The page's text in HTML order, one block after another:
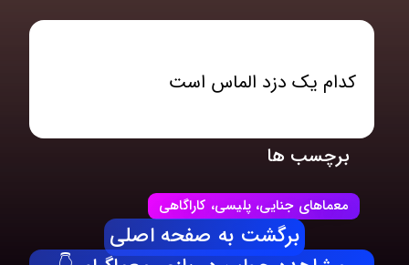
کدام یک دزد الماس است
برچسب ها
معماهای جنایی، پلیسی، کاراگاهی
برگشت به صفحه اصلی